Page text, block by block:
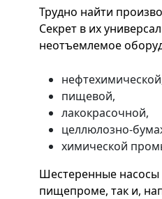
Трудно найти
Секрет в их
неотъемлемое
пищевой,
лакокрасочной,
целлюлозно-
химической
Шестеренные насосы
пищепроме, так и,